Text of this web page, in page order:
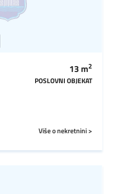
13 m2
POSLOVNI OBJEKAT
Više o nekretnini >